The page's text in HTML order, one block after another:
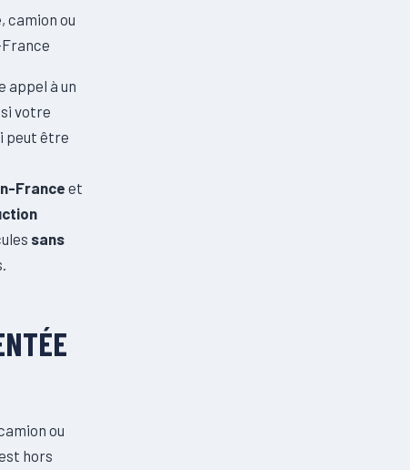
camion ou
appel à un
votre
peut être
France et
sans
ou
hors